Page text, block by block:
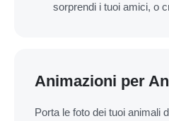
sorprendi i tuoi amici, o
Animazioni per
Porta le foto dei tuoi animali